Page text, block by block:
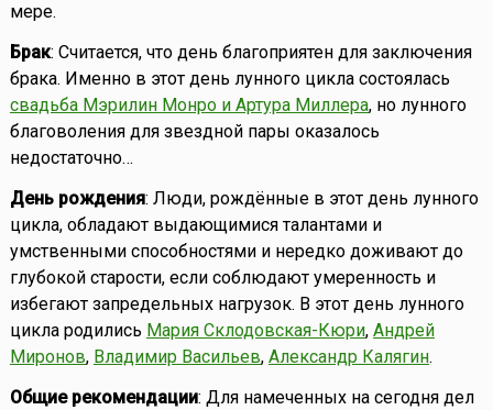
мере.
Брак: Считается, что день благоприятен для заключения
брака. Именно в этот день лунного цикла состоялась
свадьба Мэрилин Монро и Артура Миллера, но лунного
благоволения для звездной пары оказалось
недостаточно…
День рождения: Люди, рождённые в этот день лунного
цикла, обладают выдающимися талантами и
умственными способностями и нередко доживают до
глубокой старости, если соблюдают умеренность и
избегают запредельных нагрузок. В этот день лунного
цикла родились Мария Склодовская-Кюри, Андрей
Миронов, Владимир Васильев, Александр Калягин.
Общие рекомендации: Для намеченных на сегодня дел